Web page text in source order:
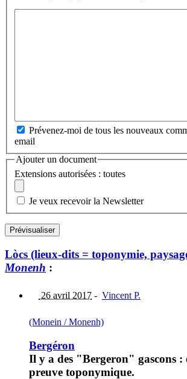
Prévenez-moi de tous les nouveaux
email
Ajouter un document
Extensions autorisées : toutes
Je veux recevoir la Newsletter
Lòcs (lieux-dits = toponymie,
Monenh :
26 avril 2017 - Vincent P.
(Monein / Monenh)
Bergéron
Il y a des "Bergeron" gascons :
preuve toponymique.